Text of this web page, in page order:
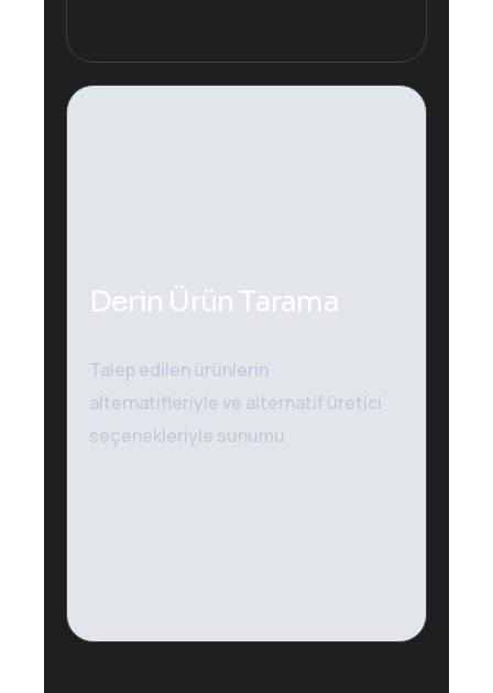
Derin Ürün Tarama
Talep edilen ürünlerin
alternatifleriyle ve alternatif üretici
seçenekleriyle sunumu